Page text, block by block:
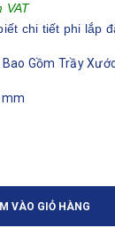
VAT
chi tiết phi lắp
Gồm Trầy
VÀO GIỎ HÀNG